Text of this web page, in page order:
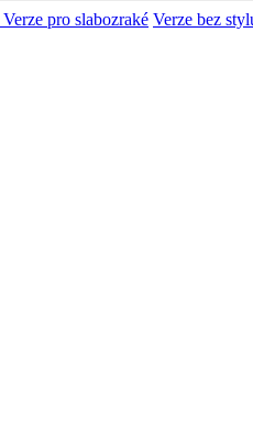
Verze pro slabozraké Verze bez